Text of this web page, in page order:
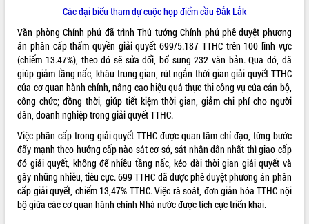
Lễ truy tặng danh hiệu “Bà Mẹ Việt
Nam Anh hùng” và trao Huân chương
Lao động
UBND tỉnh Đắk Lắk triển khai nhiệm
vụ 6 tháng cuối năm 2026
Kỳ họp thứ Hai, Hội đồng nhân dân
tỉnh khóa XI quyết nghị nhiều nội dung
quan trọng
Bí thư Tỉnh ủy Lương Nguyễn Minh
Triết thăm, tặng quà người có công với
cách mạng
Rà soát, hoàn thiện hệ thống thiết chế
văn hóa, thể thao đáp ứng yêu cầu
phát triển mới
ALBUM ẢNH
LIÊN KẾT WEB
Các đại biểu tham dự cuộc họp điểm cầu Đắk Lắk
Văn phòng Chính phủ đã trình Thủ tướng Chính phủ phê duyệt phương
án phân cấp thẩm quyền giải quyết 699/5.187 TTHC trên 100 lĩnh vực
(chiếm 13.47%), theo đó sẽ sửa đổi, bổ sung 232 văn bản. Qua đó, đã
giúp giảm tầng nấc, khâu trung gian, rút ngắn thời gian giải quyết TTHC
của cơ quan hành chính, nâng cao hiệu quả thực thi công vụ của cán bộ,
công chức; đồng thời, giúp tiết kiệm thời gian, giảm chi phí cho người
dân, doanh nghiệp trong giải quyết TTHC.
Việc phân cấp trong giải quyết TTHC được quan tâm chỉ đạo, từng bước
đẩy mạnh theo hướng cấp nào sát cơ sở, sát nhân dân nhất thì giao cấp
đó giải quyết, không để nhiều tầng nấc, kéo dài thời gian giải quyết và
gây nhũng nhiễu, tiêu cực. 699 TTHC đã được phê duyệt phương án phân
cấp giải quyết, chiếm 13,47% TTHC. Việc rà soát, đơn giản hóa TTHC nội
bộ giữa các cơ quan hành chính Nhà nước được tích cực triển khai.